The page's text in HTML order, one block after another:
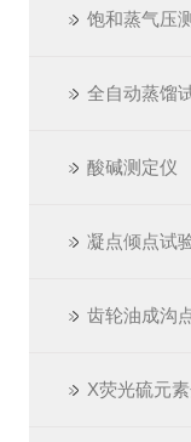
饱和蒸气压
全自动蒸馏
酸碱测定仪
凝点倾点试
齿轮油成沟
X荧光硫元